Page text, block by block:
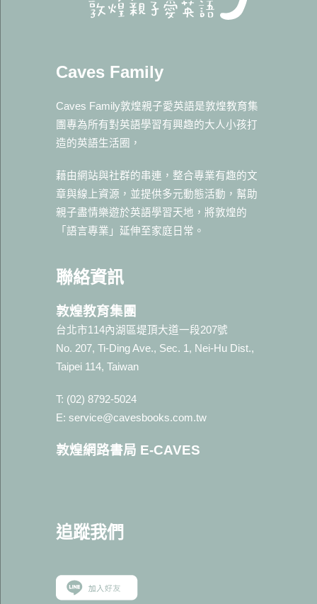
Caves Family
Caves Family敦煌親子愛英語是敦煌教育集
團專為所有對英語學習有興趣的大人小孩打
造的英語生活圈，
藉由網站與社群的串連，整合專業有趣的文
章與線上資源，並提供多元動態活動，幫助
親子盡情樂遊於英語學習天地，將敦煌的
「語言專業」延伸至家庭日常。
聯絡資訊
敦煌教育集團
台北市114內湖區堤頂大道一段207號
No. 207, Ti-Ding Ave., Sec. 1, Nei-Hu Dist.,
Taipei 114, Taiwan
T: (02) 8792-5024
E: service@cavesbooks.com.tw
敦煌網路書局 E-CAVES
追蹤我們